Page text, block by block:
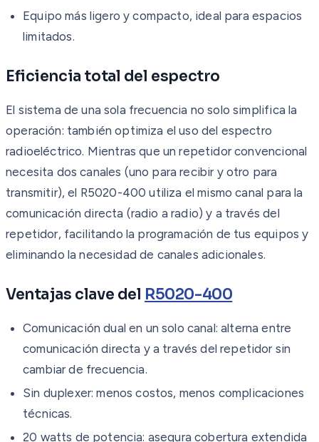
Equipo más ligero y compacto, ideal para espacios
limitados.
Eficiencia total del espectro
El sistema de una sola frecuencia no solo simplifica la
operación: también optimiza el uso del espectro
radioeléctrico. Mientras que un repetidor convencional
necesita dos canales (uno para recibir y otro para
transmitir), el R5020-400 utiliza el mismo canal para la
comunicación directa (radio a radio) y a través del
repetidor, facilitando la programación de tus equipos y
eliminando la necesidad de canales adicionales.
Ventajas clave del R5020-400
Comunicación dual en un solo canal: alterna entre
comunicación directa y a través del repetidor sin
cambiar de frecuencia.
Sin duplexer: menos costos, menos complicaciones
técnicas.
20 watts de potencia: asegura cobertura extendida